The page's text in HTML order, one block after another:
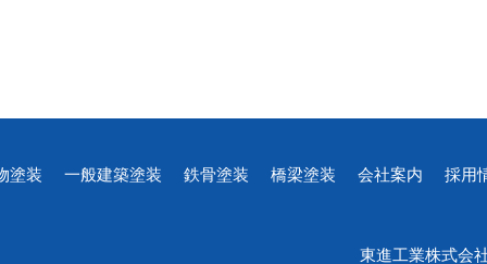
塗装 一般建築塗装 鉄骨塗装 橋梁塗装 会社案内 採用
東進工業株式会